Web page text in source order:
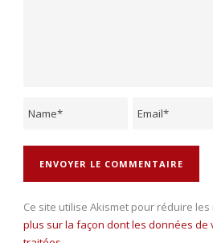
Ce site utilise Akismet pour réduire
plus sur la façon dont les données de